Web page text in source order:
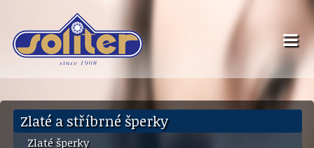
Zlaté a stříbrné šperky
Zlaté šperky